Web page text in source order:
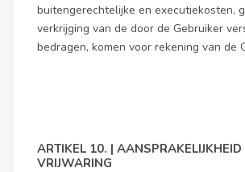
buitengerechtelijke en executiekosten,
verkrijging van de door de Gebruiker
bedragen, komen voor rekening van de
ARTIKEL 10. | AANSPRAKELIJKHEID
VRIJWARING